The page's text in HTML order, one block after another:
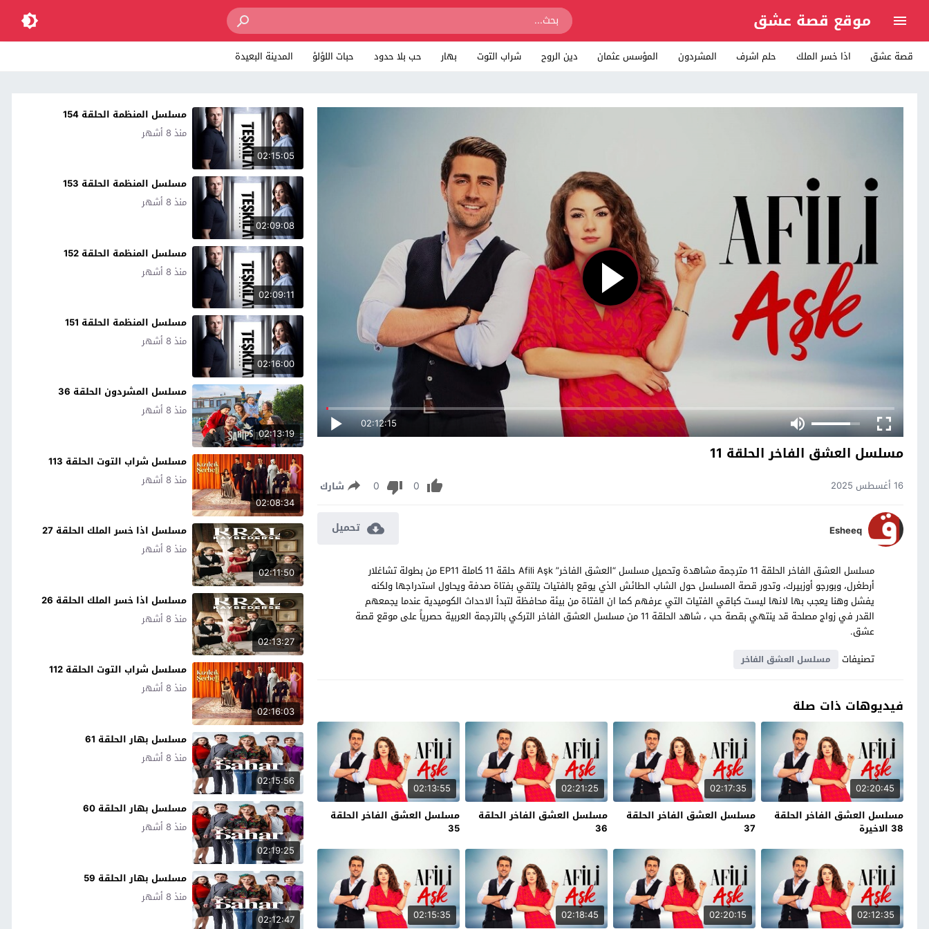
موقع قصة عشق
قصة عشق اذا خسر الملك حلم اشرف المشردون المؤسس عثمان دين الروح شراب التوت بهار حب بلا حدود حبات اللؤلؤ المدينة البعيدة
02:12:15
مسلسل العشق الفاخر الحلقة 11
16 أغسطس 2025 0
0 شارك
Esheeq تحميل
مسلسل العشق الفاخر الحلقة 11 مترجمة مشاهدة وتحميل مسلسل “العشق الفاخر” Afili Aşk حلقة 11 كاملة EP11 من بطولة تشاغلار
أرطغرل، وبورجو أوزبيرك، وتدور قصة المسلسل حول الشاب الطائش الذي يوقع بالفتيات يلتقي بفتاة صدفة ويحاول استدراجها ولكنه
يفشل وهنا يعجب بها لانها ليست كباقي الفتيات التي عرفهم كما ان الفتاة من بيئة محافظة لتبدأ الاحداث الكوميدية عندما يجمعهم
القدر في زواج مصلحة قد ينتهي بقصة حب ، شاهد الحلقة 11 من مسلسل العشق الفاخر التركي بالترجمة العربية حصرياً على موقع قصة
عشق.
تصنيفات
مسلسل العشق الفاخر
فيديوهات ذات صلة
02:20:45
مسلسل العشق الفاخر الحلقة
38 الاخيرة
02:17:35
مسلسل العشق الفاخر الحلقة
37
02:21:25
مسلسل العشق الفاخر الحلقة
36
02:13:55
مسلسل العشق الفاخر الحلقة
35
02:12:35
02:20:15
02:18:45
02:15:35
02:15:05
مسلسل المنظمة الحلقة 154
منذ 8 أشهر
02:09:08
مسلسل المنظمة الحلقة 153
منذ 8 أشهر
02:09:11
مسلسل المنظمة الحلقة 152
منذ 8 أشهر
02:16:00
مسلسل المنظمة الحلقة 151
منذ 8 أشهر
02:13:19
مسلسل المشردون الحلقة 36
منذ 8 أشهر
02:08:34
مسلسل شراب التوت الحلقة 113
منذ 8 أشهر
02:11:50
مسلسل اذا خسر الملك الحلقة 27
منذ 8 أشهر
02:13:27
مسلسل اذا خسر الملك الحلقة 26
منذ 8 أشهر
02:16:03
مسلسل شراب التوت الحلقة 112
منذ 8 أشهر
02:15:56
مسلسل بهار الحلقة 61
منذ 8 أشهر
02:19:25
مسلسل بهار الحلقة 60
منذ 8 أشهر
02:12:47
مسلسل بهار الحلقة 59
منذ 8 أشهر